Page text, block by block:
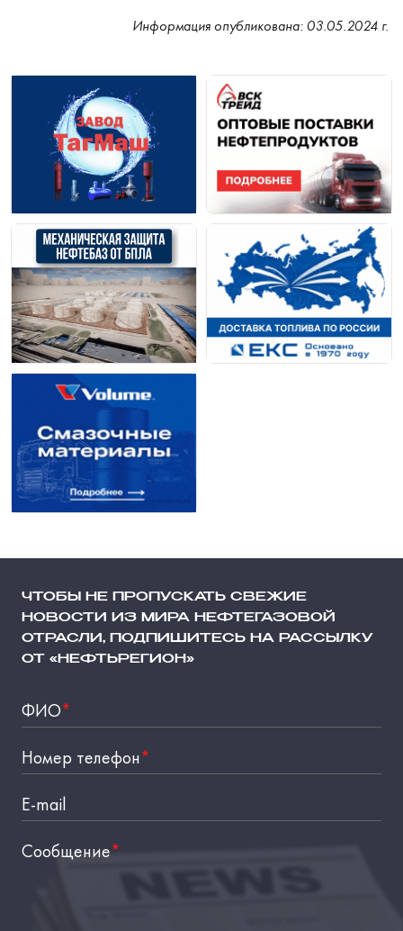
Информация опубликована: 03.05.2024 г.
ЧТОБЫ НЕ ПРОПУСКАТЬ СВЕЖИЕ
НОВОСТИ ИЗ МИРА НЕФТЕГАЗОВОЙ
ОТРАСЛИ, ПОДПИШИТЕСЬ НА РАССЫЛКУ
ОТ «НЕФТЬРЕГИОН»
ФИО*
Номер телефон*
E-mail
Сообщение*